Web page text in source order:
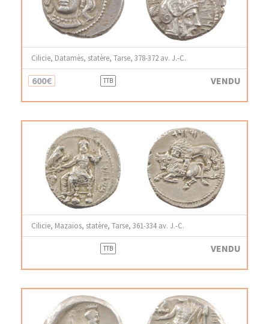
Cilicie, Datamès, statère, Tarse, 378-372 av. J.-C.
600€ TTB VENDU
Cilicie, Mazaïos, statère, Tarse, 361-334 av. J.-C.
TTB VENDU